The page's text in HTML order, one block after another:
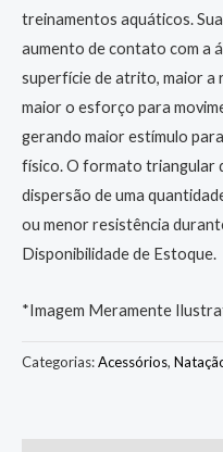
treinamentos aquáticos.
aumento de contato com a
superfície de atrito, maior a
maior o esforço para
gerando maior estímulo
físico. O formato triangular
dispersão de uma
ou menor resistência
Disponibilidade de Estoque.
*Imagem Meramente
Categorias:Acessórios,